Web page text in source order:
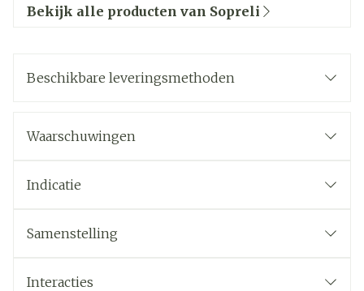
Bekijk alle producten van Sopreli
Beschikbare leveringsmethoden
Waarschuwingen
Indicatie
Samenstelling
Interacties